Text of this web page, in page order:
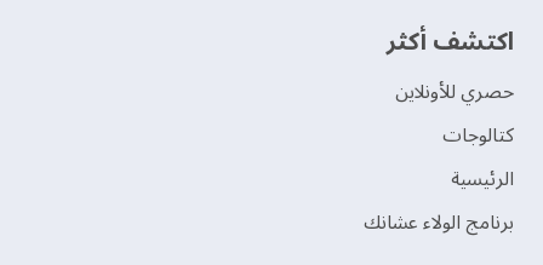
اكتشف أكثر
حصري للأونلاين
‫كتالوجات‬
الرئيسية
برنامج الولاء عشانك